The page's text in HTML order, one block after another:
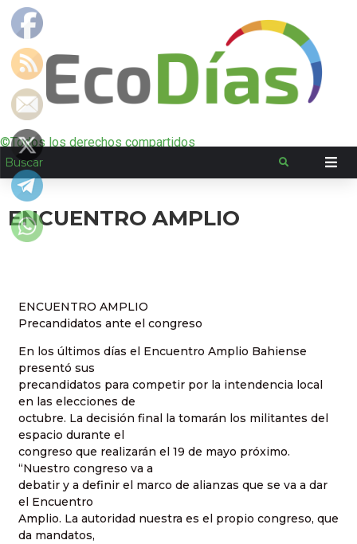
©Todos los derechos compartidos
ENCUENTRO AMPLIO
ENCUENTRO AMPLIO
Precandidatos ante el congreso
En los últimos días el Encuentro Amplio Bahiense
presentó sus
precandidatos para competir por la intendencia local
en las elecciones de
octubre. La decisión final la tomarán los militantes del
espacio durante el
congreso que realizarán el 19 de mayo próximo.
“Nuestro congreso va a
debatir y a definir el marco de alianzas que se va a dar
el Encuentro
Amplio. La autoridad nuestra es el propio congreso, que
da mandatos,